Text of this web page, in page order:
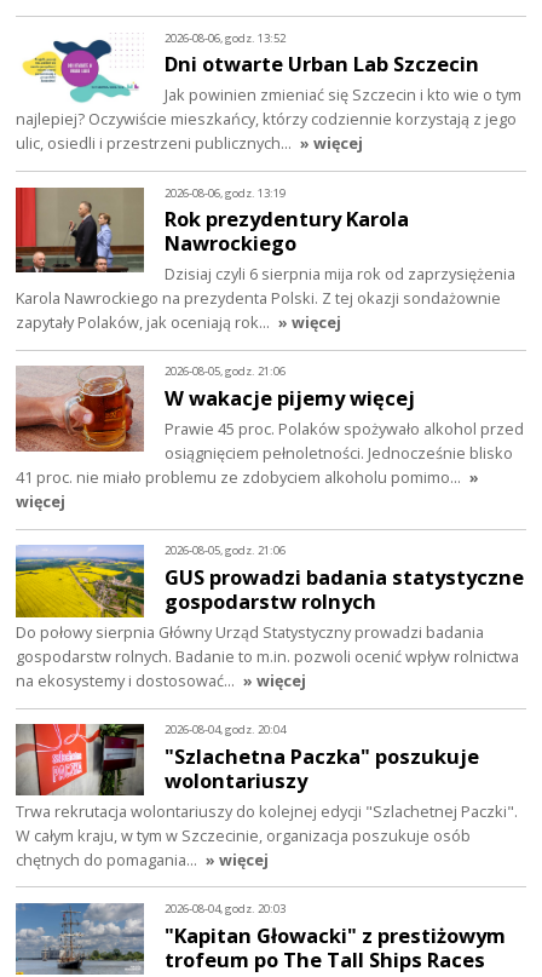
2026-08-06, godz. 13:52
Dni otwarte Urban Lab Szczecin
Jak powinien zmieniać się Szczecin i kto wie o tym
najlepiej? Oczywiście mieszkańcy, którzy codziennie korzystają z jego
ulic, osiedli i przestrzeni publicznych… » więcej
2026-08-06, godz. 13:19
Rok prezydentury Karola
Nawrockiego
Dzisiaj czyli 6 sierpnia mija rok od zaprzysiężenia
Karola Nawrockiego na prezydenta Polski. Z tej okazji sondażownie
zapytały Polaków, jak oceniają rok… » więcej
2026-08-05, godz. 21:06
W wakacje pijemy więcej
Prawie 45 proc. Polaków spożywało alkohol przed
osiągnięciem pełnoletności. Jednocześnie blisko
41 proc. nie miało problemu ze zdobyciem alkoholu pomimo… »
więcej
2026-08-05, godz. 21:06
GUS prowadzi badania statystyczne
gospodarstw rolnych
Do połowy sierpnia Główny Urząd Statystyczny prowadzi badania
gospodarstw rolnych. Badanie to m.in. pozwoli ocenić wpływ rolnictwa
na ekosystemy i dostosować… » więcej
2026-08-04, godz. 20:04
"Szlachetna Paczka" poszukuje
wolontariuszy
Trwa rekrutacja wolontariuszy do kolejnej edycji "Szlachetnej Paczki".
W całym kraju, w tym w Szczecinie, organizacja poszukuje osób
chętnych do pomagania… » więcej
2026-08-04, godz. 20:03
"Kapitan Głowacki" z prestiżowym
trofeum po The Tall Ships Races